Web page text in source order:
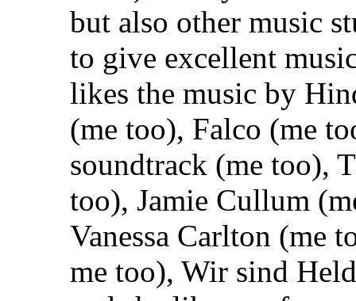
but also other music
to give excellent
likes the music by
(me too), Falco (me
soundtrack (me too),
too), Jamie Cullum
Vanessa Carlton (me
me too), Wir sind